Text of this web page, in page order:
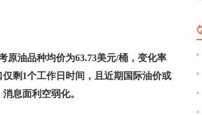
原油品种均价为63.73美元/桶，变化率
剩1个工作日时间，且近期国际油价或
息面利空弱化。